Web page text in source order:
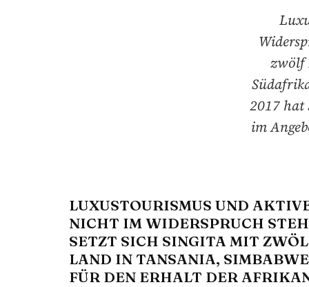
zwölf
2017 hat
im
LUXUSTOURISMUS UND
NICHT IM WIDERSPRUCH
SETZT SICH SINGITA MIT
LAND IN TANSANIA,
FÜR DEN ERHALT DER